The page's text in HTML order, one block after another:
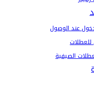
عند الوصول
الصيفية